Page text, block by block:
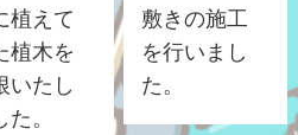
植えて
植木を
いたし
た。
敷きの施工
を行いまし
た。